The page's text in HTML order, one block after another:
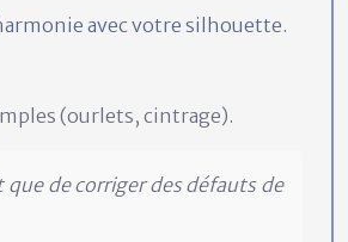
avec votre silhouette.
(ourlets, cintrage).
de corriger des défauts de